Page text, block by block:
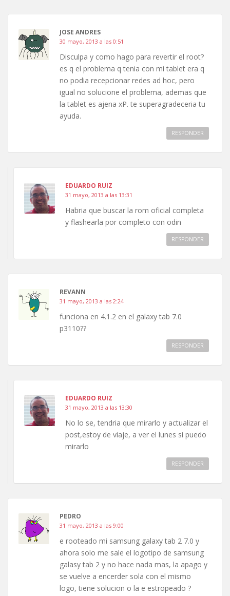
JOSE ANDRES
30 mayo, 2013 a las 0:51
Disculpa y como hago para revertir el root?
es q el problema q tenia con mi tablet era q
no podia recepcionar redes ad hoc, pero
igual no solucione el problema, ademas que
la tablet es ajena xP. te superagradeceria tu
ayuda.
RESPONDER
EDUARDO RUIZ
31 mayo, 2013 a las 13:31
Habria que buscar la rom oficial completa
y flashearla por completo con odin
RESPONDER
REVANN
31 mayo, 2013 a las 2:24
funciona en 4.1.2 en el galaxy tab 7.0
p3110??
RESPONDER
EDUARDO RUIZ
31 mayo, 2013 a las 13:30
No lo se, tendria que mirarlo y actualizar el
post,estoy de viaje, a ver el lunes si puedo
mirarlo
RESPONDER
PEDRO
31 mayo, 2013 a las 9:00
e rooteado mi samsung galaxy tab 2 7.0 y
ahora solo me sale el logotipo de samsung
galasy tab 2 y no hace nada mas, la apago y
se vuelve a encerder sola con el mismo
logo, tiene solucion o la e estropeado ?